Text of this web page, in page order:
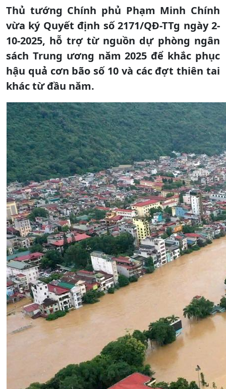
Thủ tướng Chính phủ Phạm Minh Chính
vừa ký Quyết định số 2171/QĐ-TTg ngày 2-
10-2025, hỗ trợ từ nguồn dự phòng ngân
sách Trung ương năm 2025 để khắc phục
hậu quả cơn bão số 10 và các đợt thiên tai
khác từ đầu năm.